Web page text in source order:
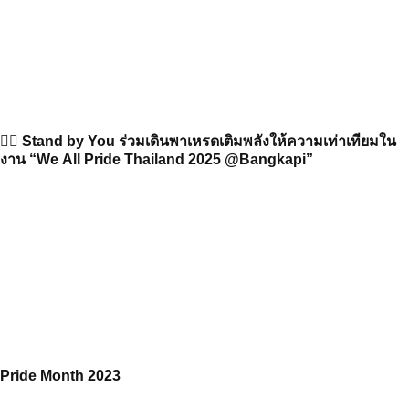
🏳️‍🌈 Stand by You ร่วมเดินพาเหรดเติมพลังให้ความเท่าเทียมใน
งาน “We All Pride Thailand 2025 @Bangkapi”
Pride Month 2023